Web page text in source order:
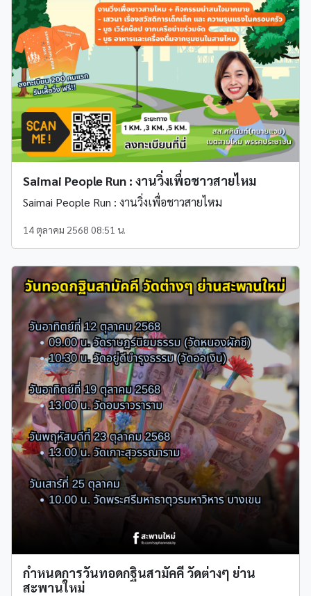
Saimai People Run : งานวิ่งเพื่อชาวสายไหม
Saimai People Run : งานวิ่งเพื่อชาวสายไหม
14 ตุลาคม 2568 08:51 น.
กำหนดการวันทอดกฐินสามัคคี วัดต่างๆ ย่าน
สะพานใหม่